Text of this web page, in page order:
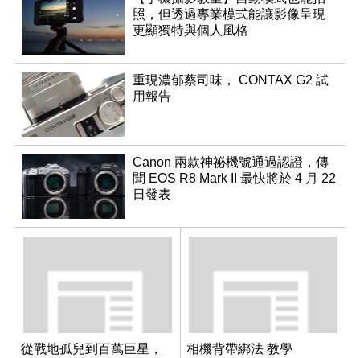
照，但透過專業模式能讓影像呈現
更顯獨特與個人風格
重現濃郁蔡司味， CONTAX G2 試
用報告
Canon 兩款神祕機號通過認證，傳
聞 EOS R8 Mark II 最快將於 4 月 22
日發表
從戰地孤兒到百萬巨星，
相機背帶綁法 教學